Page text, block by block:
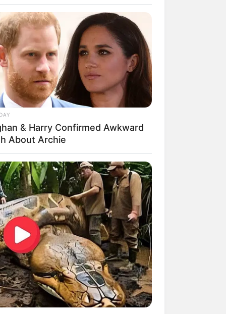
9 Chat Ojek Online &
Ngakak, 10 Potret
Murah Pakai Bahan
& Harry Confirmed Awkward
About Archie